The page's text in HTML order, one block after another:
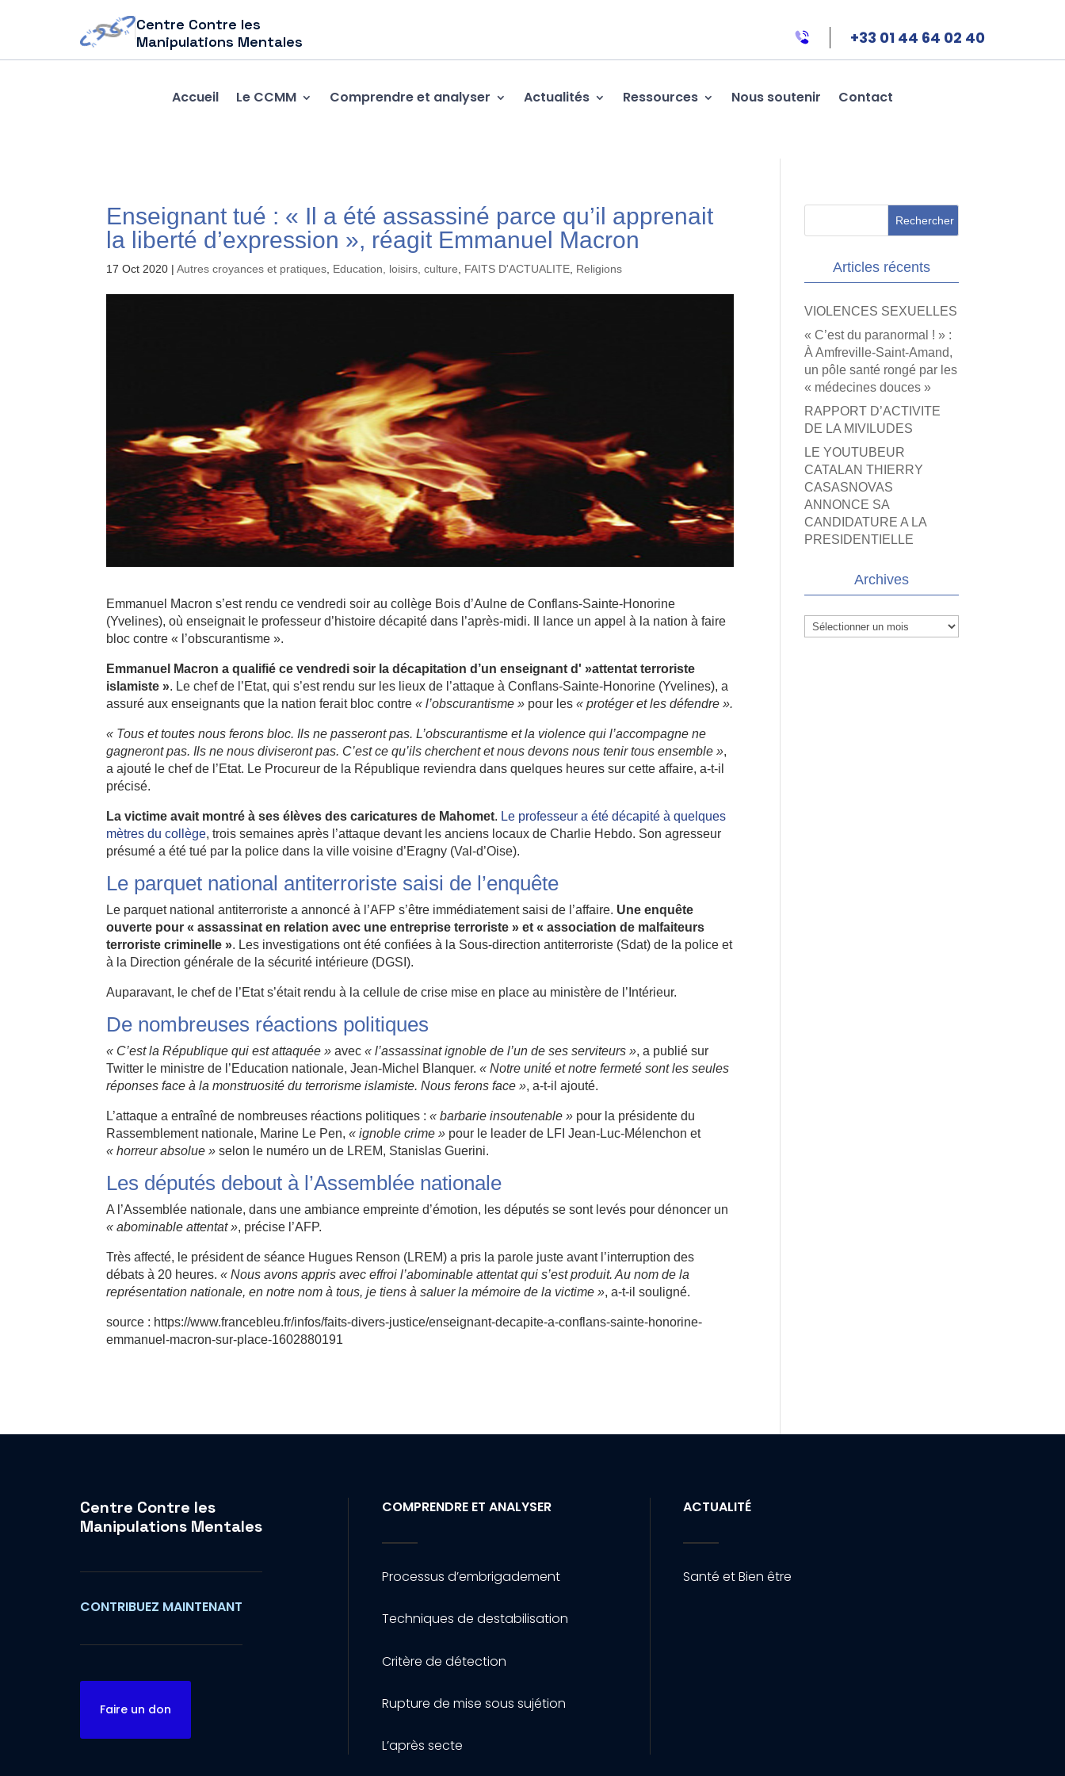
Centre Contre les
Manipulations Mentales
+33 01 44 64 02 40
Accueil Le CCMM Comprendre et analyser Actualités Ressources Nous soutenir Contact
Enseignant tué : « Il a été assassiné parce qu’il apprenait
la liberté d’expression », réagit Emmanuel Macron
17 Oct 2020 |Autres croyances et pratiques Education, loisirs, culture FAITS D'ACTUALITE Religions
Emmanuel Macron s’est rendu ce vendredi soir au collège Bois d’Aulne de Conflans-Sainte-Honorine
(Yvelines), où enseignait le professeur d’histoire décapité dans l’après-midi. Il lance un appel à la nation à faire
bloc contre « l’obscurantisme ».
Emmanuel Macron a qualifié ce vendredi soir la décapitation d’un enseignant d' »attentat terroriste
islamiste ». Le chef de l’Etat, qui s’est rendu sur les lieux de l’attaque à Conflans-Sainte-Honorine (Yvelines), a
assuré aux enseignants que la nation ferait bloc contre« l’obscurantisme » pour les« protéger et les défendre ».
« Tous et toutes nous ferons bloc. Ils ne passeront pas. L’obscurantisme et la violence qui l’accompagne ne
gagneront pas. Ils ne nous diviseront pas. C’est ce qu’ils cherchent et nous devons nous tenir tous ensemble »,
a ajouté le chef de l’Etat. Le Procureur de la République reviendra dans quelques heures sur cette affaire, a-t-il
précisé.
La victime avait montré à ses élèves des caricatures de Mahomet. Le professeur a été décapité à quelques
mètres du collège, trois semaines après l’attaque devant les anciens locaux de Charlie Hebdo. Son agresseur
présumé a été tué par la police dans la ville voisine d’Eragny (Val-d’Oise).
Le parquet national antiterroriste saisi de l’enquête
Le parquet national antiterroriste a annoncé à l’AFP s’être immédiatement saisi de l’affaire. Une enquête
ouverte pour « assassinat en relation avec une entreprise terroriste » et « association de malfaiteurs
terroriste criminelle ». Les investigations ont été confiées à la Sous-direction antiterroriste (Sdat) de la police et
à la Direction générale de la sécurité intérieure (DGSI).
Auparavant, le chef de l’Etat s’était rendu à la cellule de crise mise en place au ministère de l’Intérieur.
De nombreuses réactions politiques
« C’est la République qui est attaquée » avec« l’assassinat ignoble de l’un de ses serviteurs », a publié sur
Twitter le ministre de l’Education nationale, Jean-Michel Blanquer.« Notre unité et notre fermeté sont les seules
réponses face à la monstruosité du terrorisme islamiste. Nous ferons face », a-t-il ajouté.
L’attaque a entraîné de nombreuses réactions politiques :« barbarie insoutenable » pour la présidente du
Rassemblement nationale, Marine Le Pen,« ignoble crime » pour le leader de LFI Jean-Luc-Mélenchon et
« horreur absolue » selon le numéro un de LREM, Stanislas Guerini.
Les députés debout à l’Assemblée nationale
A l’Assemblée nationale, dans une ambiance empreinte d’émotion, les députés se sont levés pour dénoncer un
« abominable attentat », précise l’AFP.
Très affecté, le président de séance Hugues Renson (LREM) a pris la parole juste avant l’interruption des
débats à 20 heures.« Nous avons appris avec effroi l’abominable attentat qui s’est produit. Au nom de la
représentation nationale, en notre nom à tous, je tiens à saluer la mémoire de la victime », a-t-il souligné.
source : https://www.francebleu.fr/infos/faits-divers-justice/enseignant-decapite-a-conflans-sainte-honorine-
emmanuel-macron-sur-place-1602880191
Articles récents
VIOLENCES SEXUELLES
« C’est du paranormal ! » :
À Amfreville-Saint-Amand,
un pôle santé rongé par les
« médecines douces »
RAPPORT D’ACTIVITE
DE LA MIVILUDES
LE YOUTUBEUR
CATALAN THIERRY
CASASNOVAS
ANNONCE SA
CANDIDATURE A LA
PRESIDENTIELLE
Archives
Archives
Centre Contre les
Manipulations Mentales
CONTRIBUEZ MAINTENANT
Faire un don
COMPRENDRE ET ANALYSER
Processus d’embrigadement
Techniques de destabilisation
Critère de détection
Rupture de mise sous sujétion
L’après secte
ACTUALITÉ
Santé et Bien être